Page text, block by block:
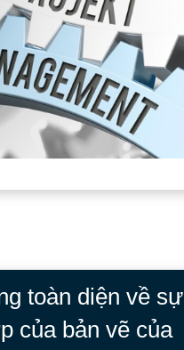
toàn diện về sự
của bản vẽ của